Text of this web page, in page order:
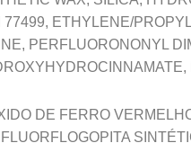
ETHYLENE/
PERFLUORONONYL
DE FERRO